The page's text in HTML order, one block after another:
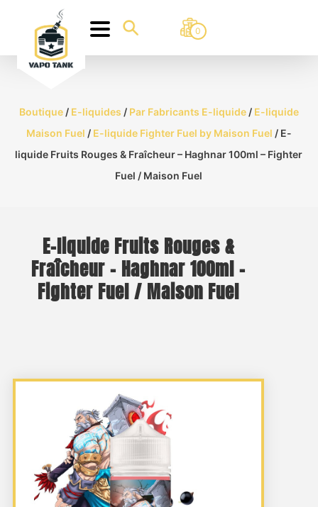
0
Boutique/ E-liquides / Par Fabricants E-liquide/ E-liquide
Maison Fuel / E-liquide Fighter Fuel by Maison Fuel / E-
liquide Fruits Rouges & Fraîcheur – Haghnar 100ml – Fighter
Fuel / Maison Fuel
E-liquide Fruits Rouges &
Fraîcheur – Haghnar 100ml –
Fighter Fuel / Maison Fuel